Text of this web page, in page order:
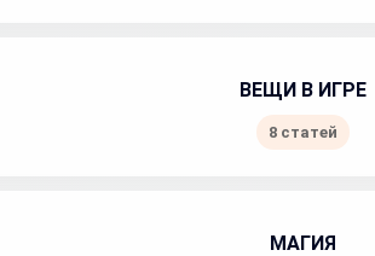
ВЕЩИ В ИГРЕ
8 статей
МАГИЯ